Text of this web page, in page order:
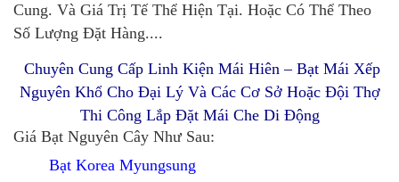
Cung. Và Giá Trị Tế Thể Hiện Tại. Hoặc Có Thể Theo
Số Lượng Đặt Hàng....
Chuyên Cung Cấp Linh Kiện Mái Hiên – Bạt Mái Xếp
Nguyên Khổ Cho Đại Lý Và Các Cơ Sở Hoặc Đội Thợ
Thi Công Lắp Đặt Mái Che Di Động
Giá Bạt Nguyên Cây Như Sau:
Bạt Korea Myungsung